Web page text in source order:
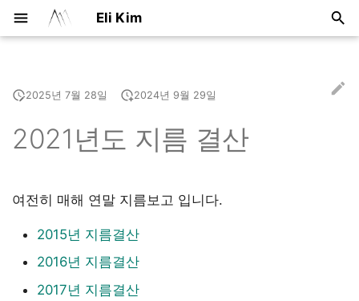
Eli Kim
어
를
Posts
Research
Tips and Tricks
Travel
Travel Sites in Northern
하와이 '15
Oahu Island in Hawaii
Hawaii Gallery
뉴질랜드 신혼여행 '10
Campervan in New Zealand
Campervan
크라이스트처치에 도착해서
이집트 '09
Cairo, White Desert
Egypt Gallery
어설펐던 도쿄 여행
Tokyo Gallery
Europe with 40L Backpack
Backpacking
Expense
Canada Working Holiday
01 비자획득
03 새로운 기회
Motorcycle
Camping
아카이브
2017
2016
2014
2025년 7월 28일 2024년 9월 29일
2021년도 지름 결산
여전히 매해 연말 지름보고 입니다.
2015년 지름결산
2016년 지름결산
2017년 지름결산